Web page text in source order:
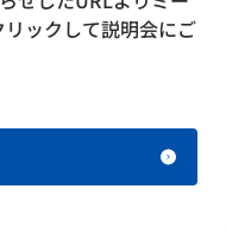
ックして説明会にご